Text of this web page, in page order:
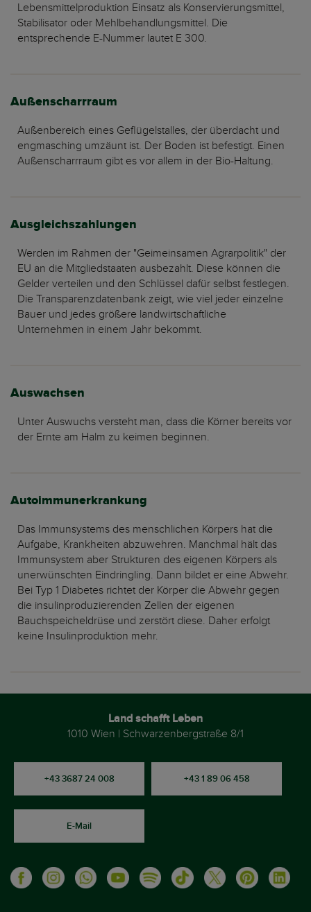
Lebensmittelproduktion Einsatz als Konservierungsmittel,
Stabilisator oder Mehlbehandlungsmittel. Die
entsprechende E-Nummer lautet E 300.
Außenscharrraum
Außenbereich eines Geflügelstalles, der überdacht und
engmasching umzäunt ist. Der Boden ist befestigt. Einen
Außenscharrraum gibt es vor allem in der Bio-Haltung.
Ausgleichszahlungen
Werden im Rahmen der "Geimeinsamen Agrarpolitik" der
EU an die Mitgliedstaaten ausbezahlt. Diese können die
Gelder verteilen und den Schlüssel dafür selbst festlegen.
Die Transparenzdatenbank zeigt, wie viel jeder einzelne
Bauer und jedes größere landwirtschaftliche
Unternehmen in einem Jahr bekommt.
Auswachsen
Unter Auswuchs versteht man, dass die Körner bereits vor
der Ernte am Halm zu keimen beginnen.
Autoimmunerkrankung
Das Immunsystems des menschlichen Körpers hat die
Aufgabe, Krankheiten abzuwehren. Manchmal hält das
Immunsystem aber Strukturen des eigenen Körpers als
unerwünschten Eindringling. Dann bildet er eine Abwehr.
Bei Typ 1 Diabetes richtet der Körper die Abwehr gegen
die insulinproduzierenden Zellen der eigenen
Bauchspeicheldrüse und zerstört diese. Daher erfolgt
keine Insulinproduktion mehr.
Land schafft Leben
1010 Wien | Schwarzenbergstraße 8/1
+43 3687 24 008 +43 1 89 06 458
E-Mail